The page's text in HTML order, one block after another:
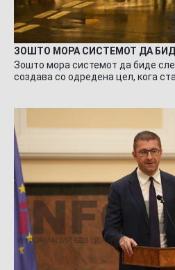
ЗОШТО МОРА СИСТЕМОТ ДА
Зошто мора системот да биде
создава со одредена цел, кога